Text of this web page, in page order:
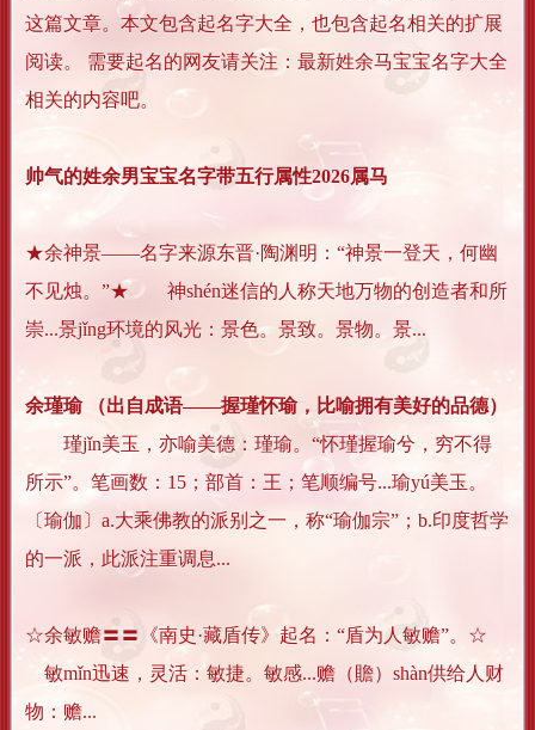
这篇文章。本文包含起名字大全，也包含起名相关的扩展
阅读。 需要起名的网友请关注：最新姓余马宝宝名字大全
相关的内容吧。
帅气的姓余男宝宝名字带五行属性2026属马
★余神景——名字来源东晋·陶渊明：“神景一登天，何幽
不见烛。”★ 神shén迷信的人称天地万物的创造者和所
崇...景jǐng环境的风光：景色。景致。景物。景...
余瑾瑜 （出自成语――握瑾怀瑜，比喻拥有美好的品德）
瑾jǐn美玉，亦喻美德：瑾瑜。“怀瑾握瑜兮，穷不得
所示”。笔画数：15；部首：王；笔顺编号...瑜yú美玉。
〔瑜伽〕a.大乘佛教的派别之一，称“瑜伽宗”；b.印度哲学
的一派，此派注重调息...
☆余敏赡〓〓《南史·藏盾传》起名：“盾为人敏赡”。☆
敏mǐn迅速，灵活：敏捷。敏感...赡（贍）shàn供给人财
物：赡...